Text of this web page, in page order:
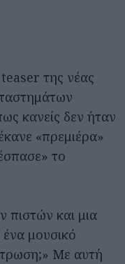
της νέας
κανείς δεν ήταν
«πρεμιέρα»
το
και μια
μουσικό
Με αυτή